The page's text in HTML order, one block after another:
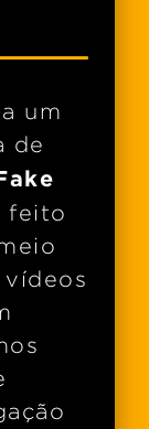
um
de
feito